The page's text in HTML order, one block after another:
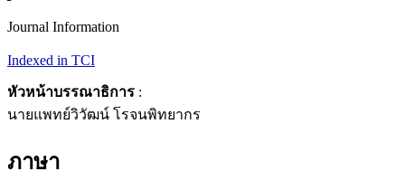
Journal Information
Indexed in TCI
หัวหน้าบรรณาธิการ :
นายแพทย์วิวัฒน์ โรจนพิทยากร
ภาษา